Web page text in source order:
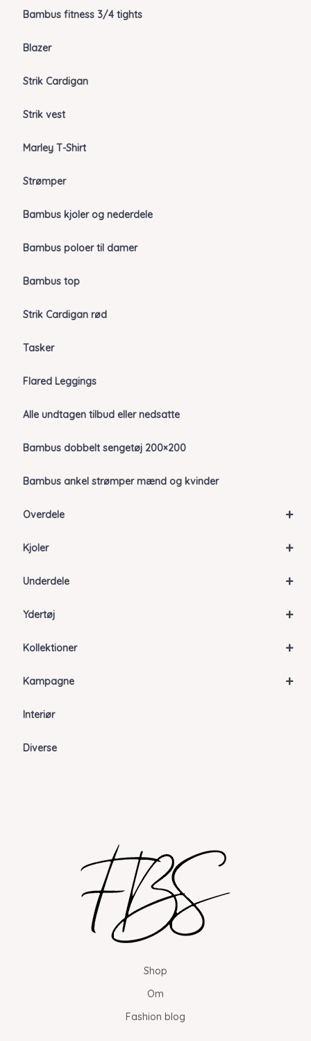
Bambus fitness 3/4 tights
Blazer
Strik Cardigan
Strik vest
Marley T-Shirt
Strømper
Bambus kjoler og nederdele
Bambus poloer til damer
Bambus top
Strik Cardigan rød
Tasker
Flared Leggings
Alle undtagen tilbud eller nedsatte
Bambus dobbelt sengetøj 200×200
Bambus ankel strømper mænd og kvinder
+
Overdele
+
Kjoler
+
Underdele
+
Ydertøj
+
Kollektioner
+
Kampagne
Interiør
Diverse
Shop
Om
Fashion blog